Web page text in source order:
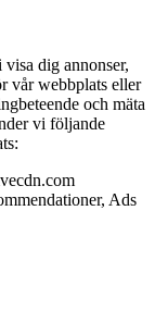
visa dig annonser,
vår webbplats eller
och mäta
vi följande
Ads